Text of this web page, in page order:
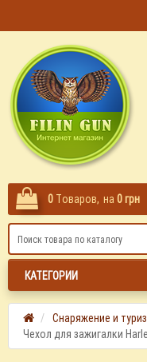
0 Tоваров, на 0 грн
КАТЕГОРИИ
Снаряжение и
Чехол для зажигалки